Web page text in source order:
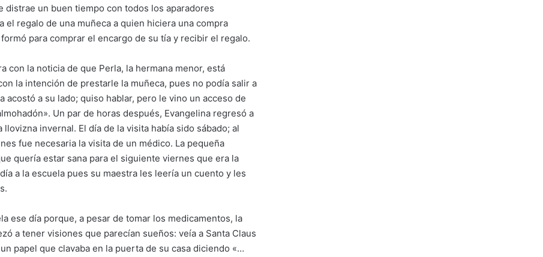
un buen tiempo con todos los aparadores
regalo de una muñeca a quien hiciera una compra
para comprar el encargo de su tía y recibir el regalo.
con la noticia de que Perla, la hermana menor, está
la intención de prestarle la muñeca, pues no podía salir a
acostó a su lado; quiso hablar, pero le vino un acceso de
Un par de horas después, Evangelina regresó a
invernal. El día de la visita había sido sábado; al
fue necesaria la visita de un médico. La pequeña
quería estar sana para el siguiente viernes que era la
a la escuela pues su maestra les leería un cuento y les
ese día porque, a pesar de tomar los medicamentos, la
a tener visiones que parecían sueños: veía a Santa Claus
papel que clavaba en la puerta de su casa diciendo «…